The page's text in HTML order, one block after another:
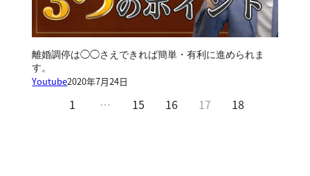
離婚調停は◯◯さえできれば簡単・有利に進められま
す。
Youtube2020年7月24日
1 … 15 16 17 18